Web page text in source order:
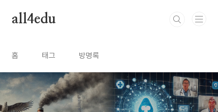
all4edu
홈 태그 방명록